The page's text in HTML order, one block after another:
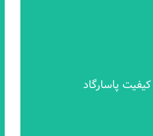
پاسارگاد
پاسارگاد